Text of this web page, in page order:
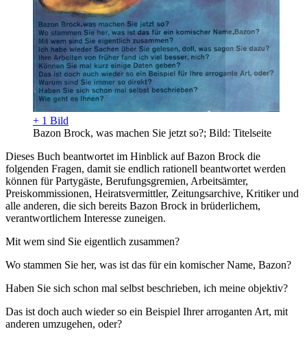
+ 1 Bild
Bazon Brock, was machen Sie jetzt so?; Bild: Titelseite
Dieses Buch beantwortet im Hinblick auf Bazon Brock die
folgenden Fragen, damit sie endlich rationell beantwortet werden
können für Partygäste, Berufungsgremien, Arbeitsämter,
Preiskommissionen, Heiratsvermittler, Zeitungsarchive, Kritiker und
alle anderen, die sich bereits Bazon Brock in brüderlichem,
verantwortlichem Interesse zuneigen.
Mit wem sind Sie eigentlich zusammen?
Wo stammen Sie her, was ist das für ein komischer Name, Bazon?
Haben Sie sich schon mal selbst beschrieben, ich meine objektiv?
Das ist doch auch wieder so ein Beispiel Ihrer arroganten Art, mit
anderen umzugehen, oder?